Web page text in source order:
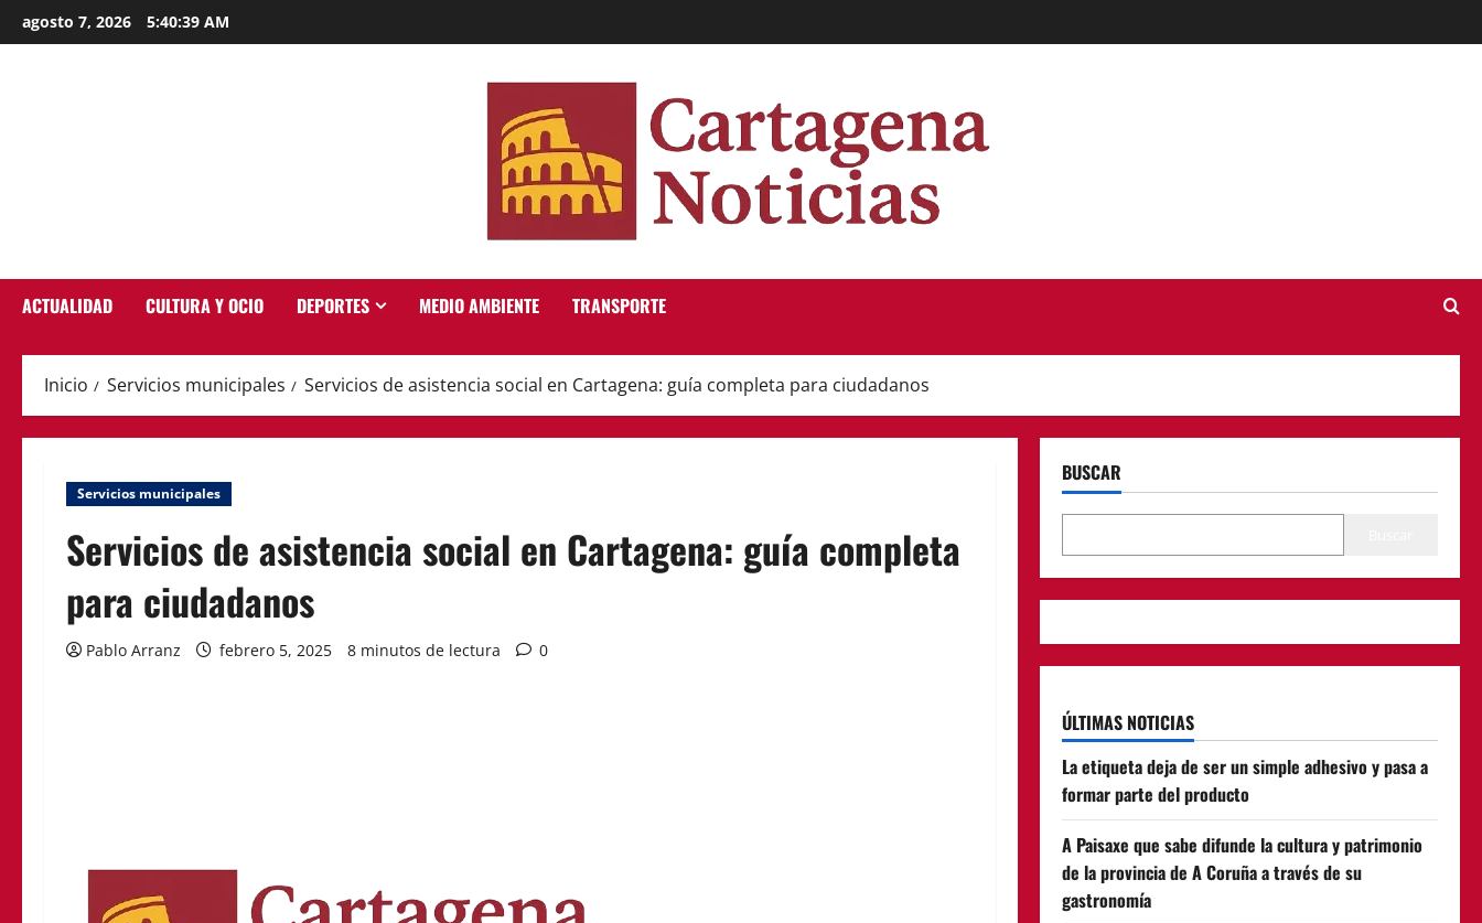
al
agosto 7, 2026 5:40:40 AM
ACTUALIDAD CULTURA Y OCIO DEPORTES MEDIO AMBIENTE TRANSPORTE
Inicio Servicios municipales Servicios de asistencia social en Cartagena: guía completa para ciudadanos
Servicios municipales
Servicios de asistencia social en Cartagena: guía completa
para ciudadanos
Pablo Arranz febrero 5, 2025 8 minutos de lectura 0
BUSCAR
ÚLTIMAS NOTICIAS
La etiqueta deja de ser un simple adhesivo y pasa a
formar parte del producto
A Paisaxe que sabe difunde la cultura y patrimonio
de la provincia de A Coruña a través de su
gastronomía